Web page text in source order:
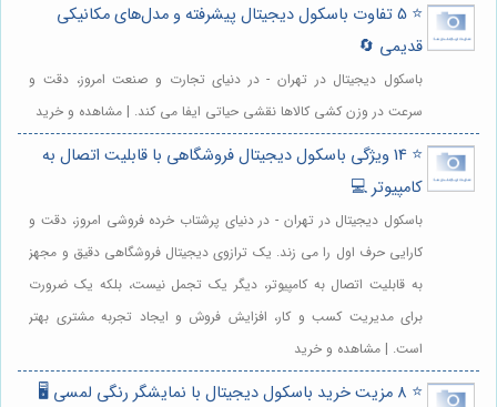
⭐️ 5 تفاوت باسکول دیجیتال پیشرفته و مدل‌های مکانیکی
قدیمی 🔄
باسکول دیجیتال در تهران - در دنیای تجارت و صنعت امروز، دقت و
سرعت در وزن کشی کالاها نقشی حیاتی ایفا می کند. | مشاهده و خرید
⭐️ 14 ویژگی باسکول دیجیتال فروشگاهی با قابلیت اتصال به
کامپیوتر 💻
باسکول دیجیتال در تهران - در دنیای پرشتاب خرده فروشی امروز، دقت و
کارایی حرف اول را می زند. یک ترازوی دیجیتال فروشگاهی دقیق و مجهز
به قابلیت اتصال به کامپیوتر، دیگر یک تجمل نیست، بلکه یک ضرورت
برای مدیریت کسب و کار، افزایش فروش و ایجاد تجربه مشتری بهتر
است. | مشاهده و خرید
⭐️ 8 مزیت خرید باسکول دیجیتال با نمایشگر رنگی لمسی 🖥️